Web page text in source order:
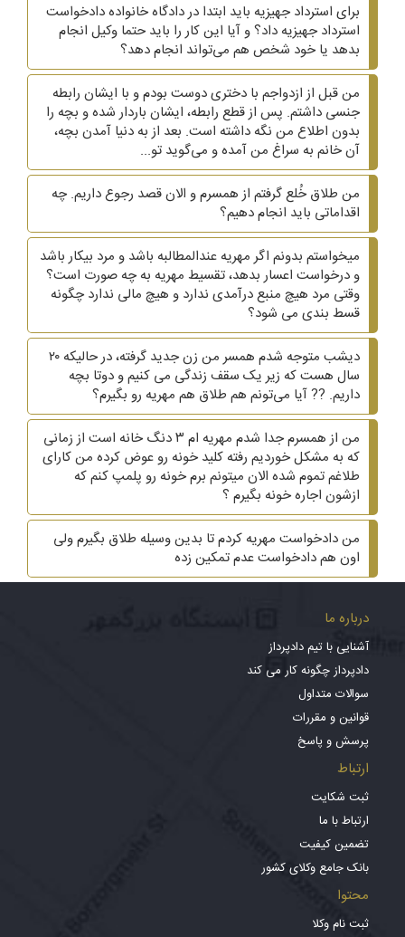
برای استرداد جهیزیه باید ابتدا در دادگاه خانواده دادخواست
استرداد جهیزیه داد؟ و آیا این کار را باید حتما وکیل انجام
بدهد یا خود شخص هم می‌تواند انجام دهد؟
من قبل از ازدواجم با دختری دوست بودم و با ایشان رابطه
جنسی داشتم. پس از قطع رابطه، ایشان باردار شده و بچه را
بدون اطلاع من نگه داشته است. بعد از به دنیا آمدن بچه،
آن خانم به سراغ من آمده و می‌گوید تو...
من طلاق خُلع گرفتم از همسرم و الان قصد رجوع داریم. چه
اقداماتی باید انجام دهیم؟
میخواستم بدونم اگر مهریه عندالمطالبه باشد و مرد بیکار باشد
و درخواست اعسار بدهد، تقسیط مهریه به چه صورت است؟
وقتی مرد هیچ منبع درآمدی ندارد و هیچ مالی ندارد چگونه
قسط بندی می شود؟
دیشب متوجه شدم همسر من زن جدید گرفته، در حالیکه ۲۰
سال هست که زیر یک سقف زندگی می کنیم و دوتا بچه
داریم. ?? آیا می‌تونم هم طلاق هم مهریه رو بگیرم؟
من از همسرم جدا شدم مهریه ام ۳ دنگ خانه است از زمانی
که به مشکل خوردیم رفته کلید خونه رو عوض کرده من کارای
طلاغم تموم شده الان میتونم برم خونه رو پلمپ کنم که
ازشون اجاره خونه بگیرم ؟
من دادخواست مهریه کردم تا بدین وسیله طلاق بگیرم ولی
اون هم دادخواست عدم تمکین زده
درباره ما
آشنایی با تیم دادپرداز
دادپرداز چگونه کار می کند
سوالات متداول
قوانین و مقررات
پرسش و پاسخ
ارتباط
ثبت شکایت
ارتباط با ما
تضمین کیفیت
بانک جامع وکلای کشور
محتوا
ثبت نام وکلا